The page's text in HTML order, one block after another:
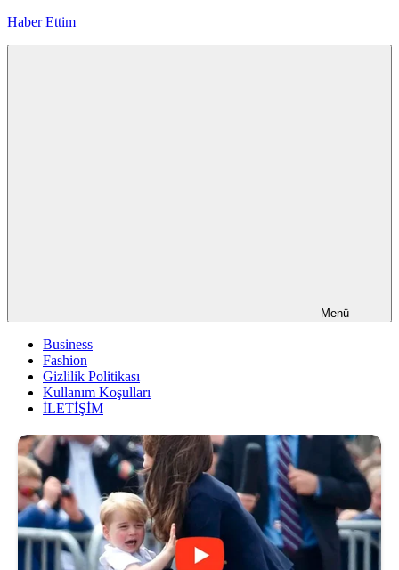
İçeriğe
Haber Ettim
Menü
Business
Fashion
Gizlilik Politikası
Kullanım Koşulları
İLETİŞİM